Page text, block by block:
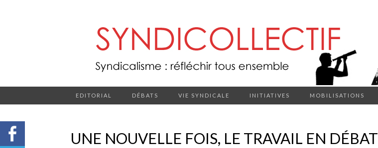
EDITORIAL DÉBATS VIE SYNDICALE INITIATIVES MOBILISATIONS
UNE NOUVELLE FOIS, LE TRAVAIL EN DÉBAT